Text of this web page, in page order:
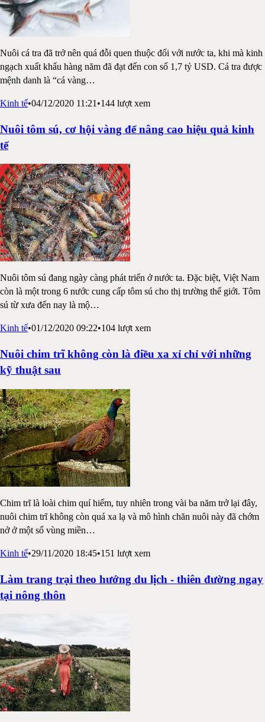
Nuôi cá tra đã trở nên quá đỗi quen thuộc đối với nước ta, khi mà kinh
ngạch xuất khẩu hàng năm đã đạt đến con số 1,7 tỷ USD. Cá tra được
mệnh danh là “cá vàng…
Kinh tế•04/12/2020 11:21 •144 lượt xem
Nuôi tôm sú, cơ hội vàng để nâng cao hiệu quả kinh
tế
Nuôi tôm sú đang ngày càng phát triển ở nước ta. Đặc biệt, Việt Nam
còn là một trong 6 nước cung cấp tôm sú cho thị trường thế giới. Tôm
sú từ xưa đến nay là mộ…
Kinh tế•01/12/2020 09:22•104 lượt xem
Nuôi chim trĩ không còn là điều xa xỉ chỉ với những
kỹ thuật sau
Chim trĩ là loài chim quí hiếm, tuy nhiên trong vài ba năm trở lại đây,
nuôi chim trĩ không còn quá xa lạ và mô hình chăn nuôi này đã chớm
nở ở một số vùng miền…
Kinh tế•29/11/2020 18:45•151 lượt xem
Làm trang trại theo hướng du lịch - thiên đường ngay
tại nông thôn